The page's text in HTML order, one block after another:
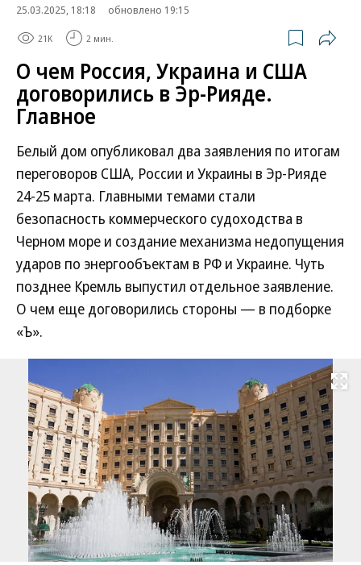
25.03.2025, 18:18
обновлено 19:15
21K 2 мин.
О чем Россия, Украина и США
договорились в Эр-Рияде.
Главное
Белый дом опубликовал два заявления по итогам
переговоров США, России и Украины в Эр-Рияде
24-25 марта. Главными темами стали
безопасность коммерческого судоходства в
Черном море и создание механизма недопущения
ударов по энергообъектам в РФ и Украине. Чуть
позднее Кремль выпустил отдельное заявление.
О чем еще договорились стороны — в подборке
«Ъ».
Развернуть